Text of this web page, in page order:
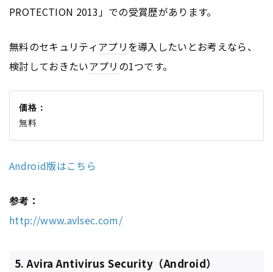
PROTECTION 2013」での受賞歴があります。
無料のセキュリティアプリを導入したいとお考えなら、
検討しておきたいアプリ の1つです。
価格：
Android版はこちら
参考：
http://www.avlsec.com/
5. Avira Antivirus Security（Android）